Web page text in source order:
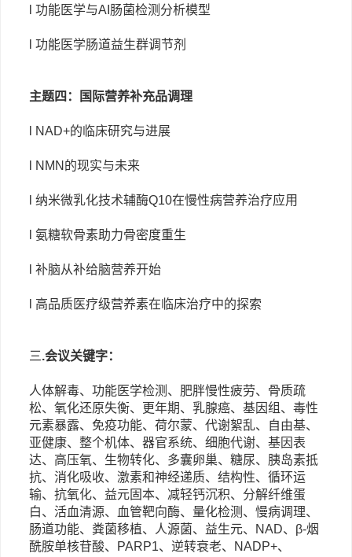
l 功能医学与AI肠菌检测分析模型
l 功能医学肠道益生群调节剂
主题四：国际营养补充品调理
l NAD+的临床研究与进展
l NMN的现实与未来
l 纳米微乳化技术辅酶Q10在慢性病营养治疗应用
l 氨糖软骨素助力骨密度重生
l 补脑从补给脑营养开始
l 高品质医疗级营养素在临床治疗中的探索
三.会议关键字：
人体解毒、功能医学检测、肥胖慢性疲劳、骨质疏
松、氧化还原失衡、更年期、乳腺癌、基因组、毒性
元素暴露、免疫功能、荷尔蒙、代谢絮乱、自由基、
亚健康、整个机体、器官系统、细胞代谢、基因表
达、高压氧、生物转化、多囊卵巢、糖尿、胰岛素抵
抗、消化吸收、激素和神经递质、结构性、循环运
输、抗氧化、益元固本、减轻钙沉积、分解纤维蛋
白、活血清源、血管靶向酶、量化检测、慢病调理、
肠道功能、粪菌移植、人源菌、益生元、 NAD、 β-烟
酰胺单核苷酸、PARP1、逆转衰老、NADP+、